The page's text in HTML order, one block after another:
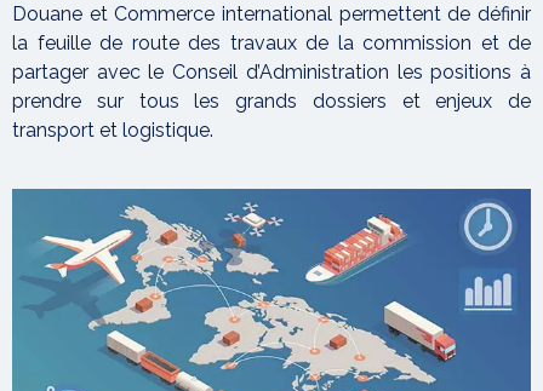
Douane et Commerce international permettent de définir
la feuille de route des travaux de la commission et de
partager avec le Conseil d’Administration les positions à
prendre sur tous les grands dossiers et enjeux de
transport et logistique.